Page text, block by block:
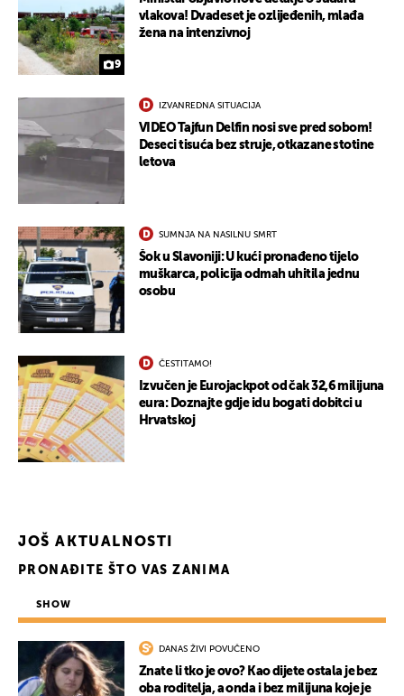
9
vlakova! Dvadeset je ozlijeđenih, mlađa
žena na intenzivnoj
IZVANREDNA SITUACIJA
VIDEO Tajfun Delfin nosi sve pred sobom!
Deseci tisuća bez struje, otkazane stotine
letova
SUMNJA NA NASILNU SMRT
Šok u Slavoniji: U kući pronađeno tijelo
muškarca, policija odmah uhitila jednu
osobu
ČESTITAMO!
Izvučen je Eurojackpot od čak 32,6 milijuna
eura: Doznajte gdje idu bogati dobitci u
Hrvatskoj
JOŠ AKTUALNOSTI
PRONAĐITE ŠTO VAS ZANIMA
SHOW
DANAS ŽIVI POVUČENO
Znate li tko je ovo? Kao dijete ostala je bez
oba roditelja, a onda i bez milijuna koje je